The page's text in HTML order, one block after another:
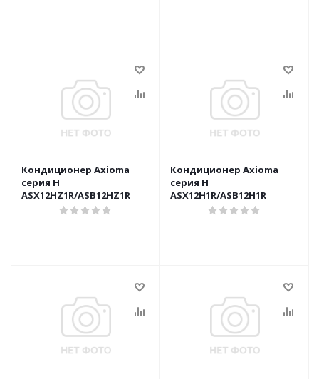
Кондиционер Axioma
серия H
ASX12HZ1R/ASB12HZ1R
Кондиционер Axioma
серия H
ASX12H1R/ASB12H1R